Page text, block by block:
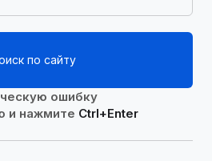
по сайту
ошибку
и нажмите Ctrl+Enter